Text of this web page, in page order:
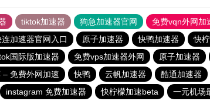
tiktok加速器 狗急加速器官网 免费vqn外网加
连加速器官网入口 原子加速器 快鸭加速器 快
国际版加速器 免费vps加速器外网 原子加速器
免费外网加速 快鸭 云帆加速器 酷通加速器
instagram 免费加速器 快柠檬加速beta 一元机场